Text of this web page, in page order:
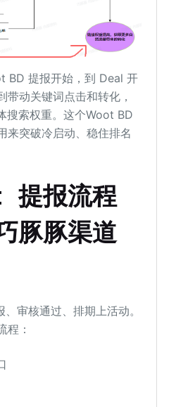
BD 提报开始，到 Deal 开
带动关键词点击和转化，
搜索权重。这个Woot BD
来突破冷启动、稳住排名
提报流程
豚豚渠道
审核通过、排期上活动。
程：